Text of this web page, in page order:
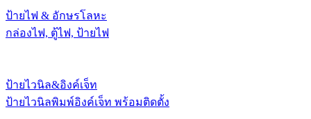
ป้ายไฟ & อักษรโลหะ
กล่องไฟ, ตู้ไฟ, ป้ายไฟ
ป้ายไวนิล&อิงค์เจ็ท
ป้ายไวนิลพิมพ์อิงค์เจ็ท พร้อมติดตั้ง